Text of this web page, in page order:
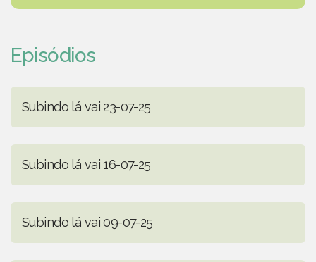
Episódios
Subindo lá vai 23-07-25
Subindo lá vai 16-07-25
Subindo lá vai 09-07-25